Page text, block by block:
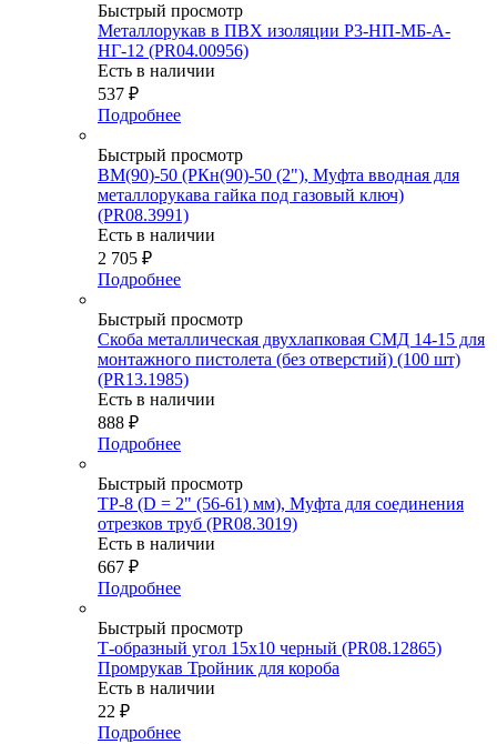
Быстрый просмотр
Металлорукав в ПВХ изоляции Р3-НП-МБ-А-
НГ-12 (PR04.00956)
Есть в наличии
537 ₽
Подробнее
Быстрый просмотр
ВМ(90)-50 (РКн(90)-50 (2"), Муфта вводная для
металлорукава гайка под газовый ключ)
(PR08.3991)
Есть в наличии
2 705 ₽
Подробнее
Быстрый просмотр
Скоба металлическая двухлапковая СМД 14-15 для
монтажного пистолета (без отверстий) (100 шт)
(PR13.1985)
Есть в наличии
888 ₽
Подробнее
Быстрый просмотр
ТР-8 (D = 2" (56-61) мм), Муфта для соединения
отрезков труб (PR08.3019)
Есть в наличии
667 ₽
Подробнее
Быстрый просмотр
Т-образный угол 15х10 черный (PR08.12865)
Промрукав Тройник для короба
Есть в наличии
22 ₽
Подробнее